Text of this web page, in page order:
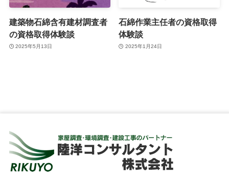
建築物石綿含有建材調査者
の資格取得体験談
2025年5月13日
石綿作業主任者の資格取得
体験談
2025年1月24日